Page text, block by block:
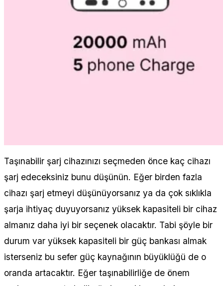
Taşınabilir şarj cihazınızı seçmeden önce kaç cihazı
şarj edeceksiniz bunu düşünün. Eğer birden fazla
cihazı şarj etmeyi düşünüyorsanız ya da çok sıklıkla
şarja ihtiyaç duyuyorsanız yüksek kapasiteli bir cihaz
almanız daha iyi bir seçenek olacaktır. Tabi şöyle bir
durum var yüksek kapasiteli bir güç bankası almak
isterseniz bu sefer güç kaynağının büyüklüğü de o
oranda artacaktır. Eğer taşınabilirliğe de önem